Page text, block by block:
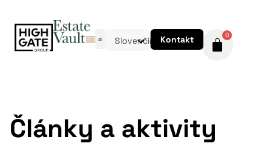
Slovenčina Kontakt 0
Články a aktivity